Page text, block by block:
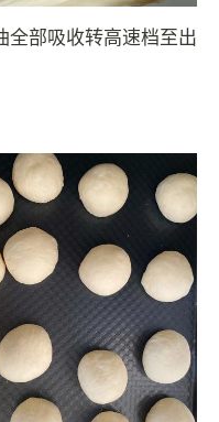
全部吸收转高速档至出